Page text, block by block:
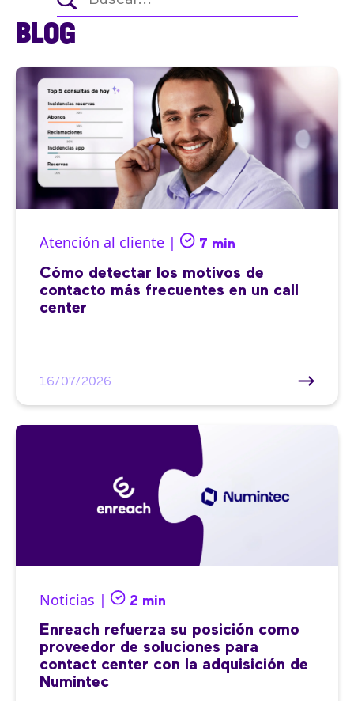
BLOG
Atención al cliente | 7 min
Cómo detectar los motivos de
contacto más frecuentes en un call
center
16/07/2026
Noticias | 2 min
Enreach refuerza su posición como
proveedor de soluciones para
contact center con la adquisición de
Numintec